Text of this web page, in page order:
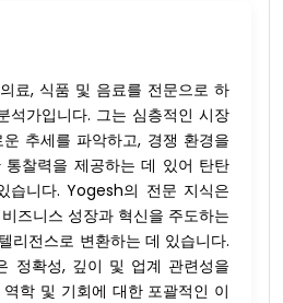
료, 식품 및 음료를 전문으로 하
석가입니다. 그는 심층적인 시장
추세를 파악하고, 경쟁 환경을
통찰력을 제공하는 데 있어 탄탄
습니다. Yogesh의 전문 지식은
즈니스 성장과 혁신을 주도하는
리전스로 변환하는 데 있습니다.
정확성, 깊이 및 업계 관련성을
학 및 기회에 대한 포괄적인 이